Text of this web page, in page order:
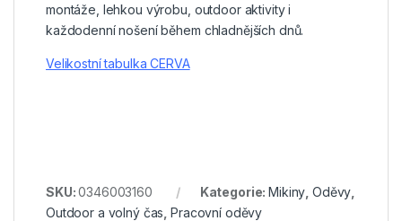
montáže, lehkou výrobu, outdoor aktivity i
každodenní nošení během chladnějších dnů.
Velikostní tabulka CERVA
SKU:0346003160 Kategorie:Mikiny ,Oděvy
Outdoor a volný čas ,Pracovní oděvy